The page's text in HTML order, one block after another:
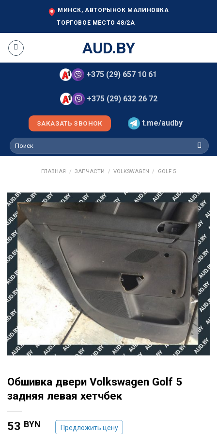
МИНСК, АВТОРЫНОК МАЛИНОВКА
ТОРГОВОЕ МЕСТО 48/2А
AUD.BY
+375 (29) 657 10 61
+375 (29) 632 26 72
ЗАКАЗАТЬ ЗВОНОК t.me/audby
Искать:
ГЛАВНАЯ / ЗАПЧАСТИ / VOLKSWAGEN / GOLF 5
Обшивка двери Volkswagen Golf 5
задняя левая хетчбек
53 BYN Предложить цену